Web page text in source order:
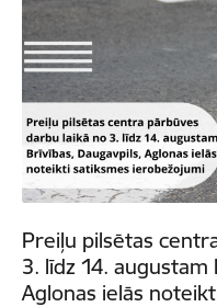
Preiļu pilsētas
3. līdz 14. augustam
Aglonas ielās